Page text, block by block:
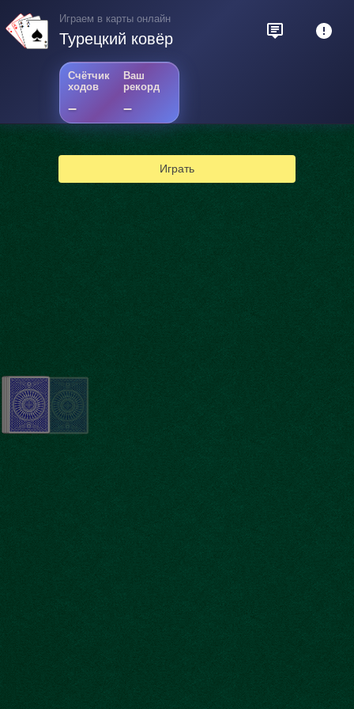
Играем в карты онлайн
Турецкий ковёр
Счётчик
ходов
–
Ваш
рекорд
–
Играть